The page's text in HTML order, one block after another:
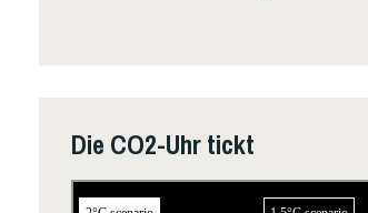
Die CO2-Uhr tickt